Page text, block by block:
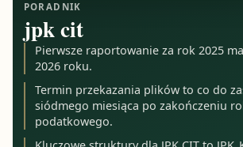
PORADNIK
jpk cit
Pierwsze raportowanie za rok 2025
2026 roku.
Termin przekazania plików to co do
siódmego miesiąca po zakończeniu
podatkowego.